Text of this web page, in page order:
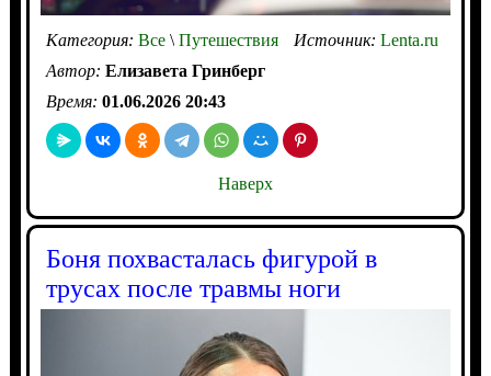
Категория: Все\Путешествия Источник: Lenta.ru
Автор: Елизавета Гринберг
Время: 01.06.2026 20:43
Наверх
Боня похвасталась фигурой в
трусах после травмы ноги